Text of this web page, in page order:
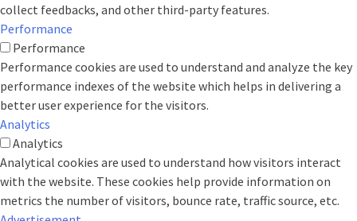
collect feedbacks, and other third-party features.
Performance
Performance
Performance cookies are used to understand and analyze the key
performance indexes of the website which helps in delivering a
better user experience for the visitors.
Analytics
Analytics
Analytical cookies are used to understand how visitors interact
with the website. These cookies help provide information on
metrics the number of visitors, bounce rate, traffic source, etc.